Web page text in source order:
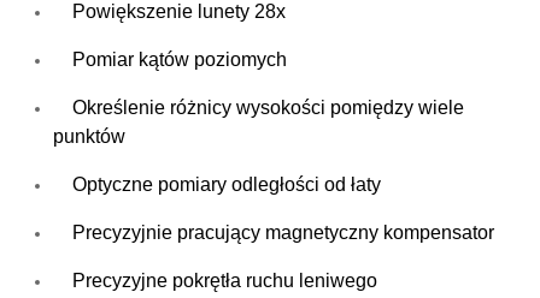
Powiększenie lunety 28x
Pomiar kątów poziomych
Określenie różnicy wysokości pomiędzy wiele
punktów
Optyczne pomiary odległości od łaty
Precyzyjnie pracujący magnetyczny kompensator
Precyzyjne pokrętła ruchu leniwego